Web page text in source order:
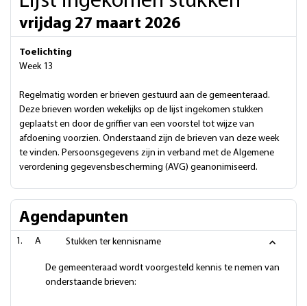
vrijdag 27 maart 2026
Toelichting
Week 13
Regelmatig worden er brieven gestuurd aan de gemeenteraad.
Deze brieven worden wekelijks op de lijst ingekomen stukken
geplaatst en door de griffier van een voorstel tot wijze van
afdoening voorzien. Onderstaand zijn de brieven van deze week
te vinden. Persoonsgegevens zijn in verband met de Algemene
verordening gegevensbescherming (AVG) geanonimiseerd.
Agendapunten
A Stukken ter kennisname
De gemeenteraad wordt voorgesteld kennis te nemen van
onderstaande brieven: